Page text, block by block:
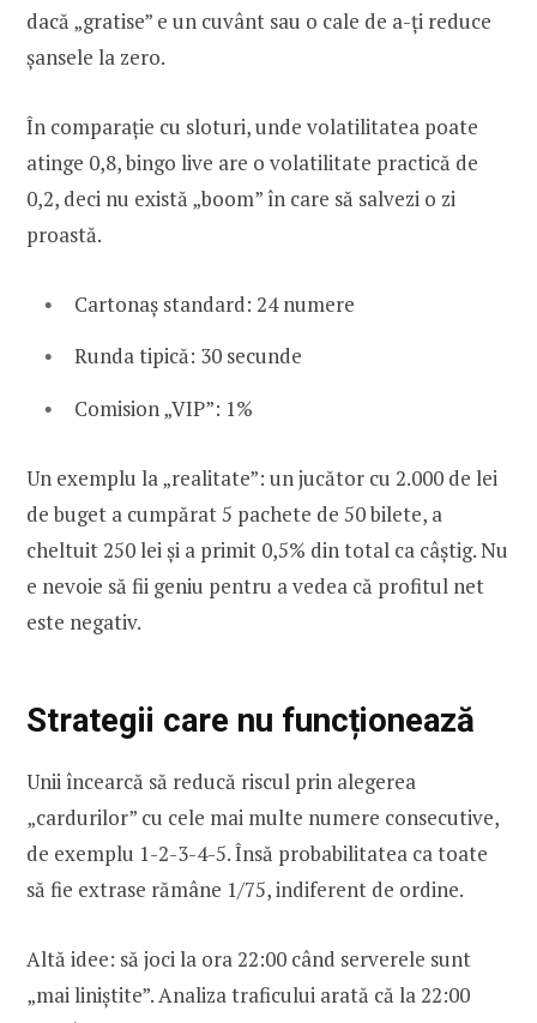
dacă „gratise” e un cuvânt sau o cale de a-ți reduce
șansele la zero.
În comparație cu sloturi, unde volatilitatea poate
atinge 0,8, bingo live are o volatilitate practică de
0,2, deci nu există „boom” în care să salvezi o zi
proastă.
Cartonaș standard: 24 numere
Runda tipică: 30 secunde
Comision „VIP”: 1%
Un exemplu la „realitate”: un jucător cu 2.000 de lei
de buget a cumpărat 5 pachete de 50 bilete, a
cheltuit 250 lei și a primit 0,5% din total ca câștig. Nu
e nevoie să fii geniu pentru a vedea că profitul net
este negativ.
Strategii care nu funcționează
Unii încearcă să reducă riscul prin alegerea
„cardurilor” cu cele mai multe numere consecutive,
de exemplu 1-2-3-4-5. Însă probabilitatea ca toate
să fie extrase rămâne 1/75, indiferent de ordine.
Altă idee: să joci la ora 22:00 când serverele sunt
„mai liniștite”. Analiza traficului arată că la 22:00